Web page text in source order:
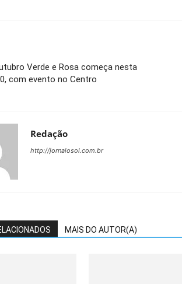
Verde e Rosa começa nesta
com evento no Centro
Redação
http://jornalosol.com.br
MAIS DO AUTOR(A)